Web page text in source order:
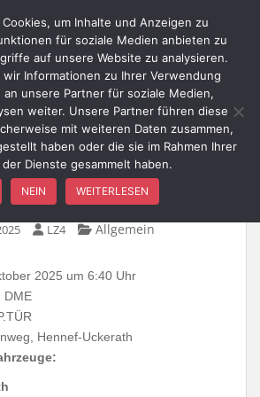
/ Finkenweg
LZ4 Allgemein
2025 um 6:40 Uhr
DME
Hennef-Uckerath
um Inhalte und Anzeigen zu
für soziale Medien anbieten zu
auf unsere Website zu analysieren.
Informationen zu Ihrer Verwendung
an unsere Partner für soziale Medien,
weiter. Unsere Partner führen diese
mit weiteren Daten zusammen,
haben oder die sie im Rahmen Ihrer
Dienste gesammelt haben.
NEIN WEITERLESEN